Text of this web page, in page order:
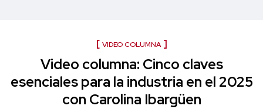
VIDEO COLUMNA
Video columna: Cinco claves
esenciales para la industria en el 2025
con Carolina Ibargüen